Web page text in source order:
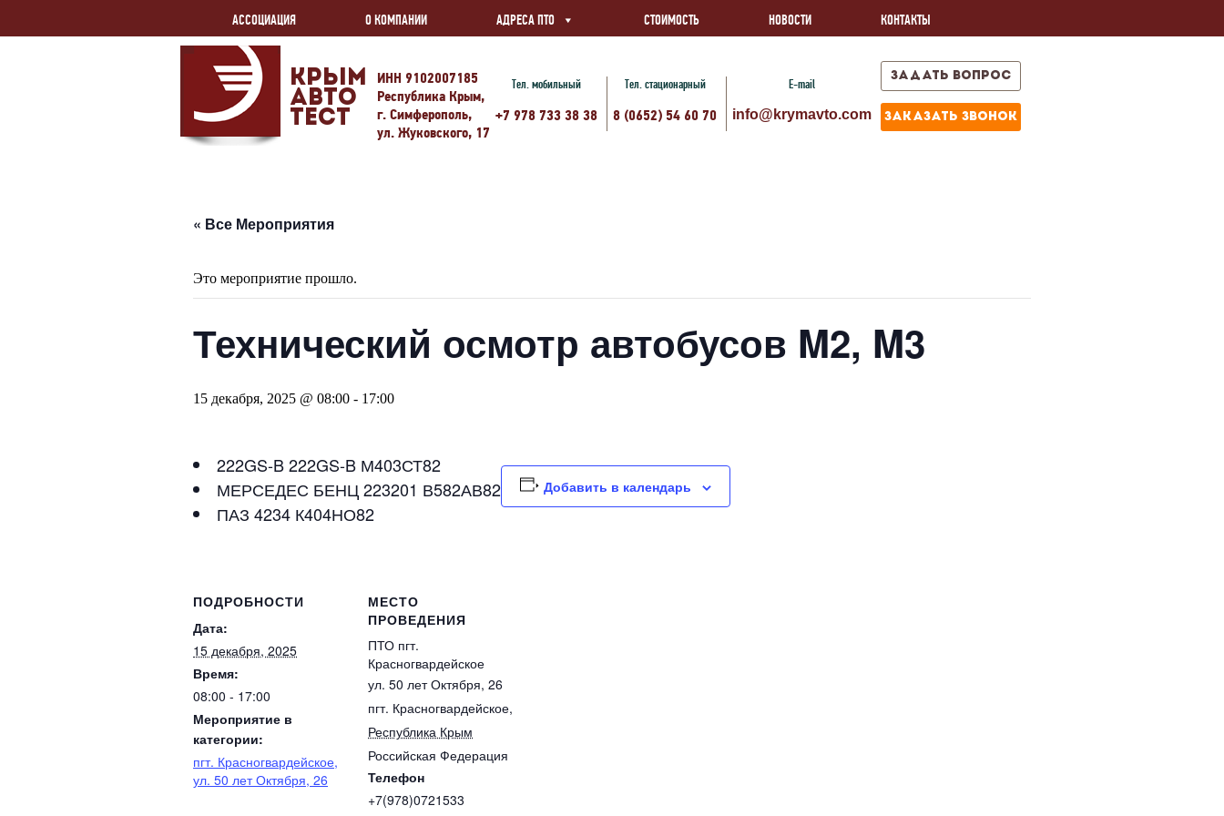
АССОЦИАЦИЯ О КОМПАНИИ АДРЕСА ПТО СТОИМОСТЬ НОВОСТИ КОНТАКТЫ
Крым
Авто
Тест
ИНН 9102007185
Республика Крым,
г. Симферополь,
ул. Жуковского, 17
Тел. мобильный
+7 978 733 38 38
Тел. стационарный
8 (0652) 54 60 70
E-mail
info@krymavto.com
задать вопрос
заказать звонок
« Все Мероприятия
Это мероприятие прошло.
Технический осмотр автобусов M2, M3
15 декабря, 2025 @ 08:00 - 17:00
222GS-B 222GS-B М403СТ82
МЕРСЕДЕС БЕНЦ 223201 В582АВ82
ПАЗ 4234 К404НО82
Добавить в календарь
ПОДРОБНОСТИ
Дата:
15 декабря, 2025
Время:
08:00 - 17:00
Мероприятие в
категории:
пгт. Красногвардейское,
ул. 50 лет Октября, 26
МЕСТО
ПРОВЕДЕНИЯ
ПТО пгт.
Красногвардейское
ул. 50 лет Октября, 26
пгт. Красногвардейское,
Республика Крым
Российская Федерация
Телефон
+7(978)0721533